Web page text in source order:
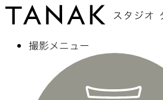
撮影メニュー